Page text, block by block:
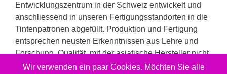
Entwicklungszentrum in der Schweiz entwickelt und
anschliessend in unseren Fertigungsstandorten in die
Tintenpatronen abgefüllt. Produktion und Fertigung
entsprechen neusten Erkenntnissen aus Lehre und
Forschung. Qualität, mit der asiatische Hersteller nicht
gleichziehen können und dies zu immer noch sehr
Wir verwenden ein paar Cookies. Möchten Sie alle